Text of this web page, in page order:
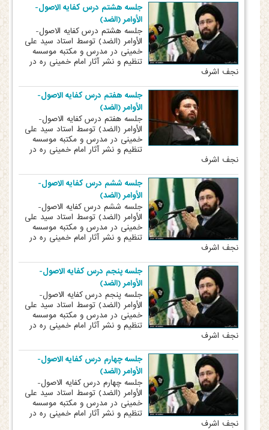
جلسه هشتم درس کفایه الاصول-
الأوامر (الضد)
جلسه هشتم درس کفایه الاصول-
الأوامر (الضد) توسط استاد سید علی
خمینی در مدرس و مکتبه موسسه
تنظیم و نشر آثار امام خمینی ره در
نجف اشرف
جلسه هفتم درس کفایه الاصول-
الأوامر (الضد)
جلسه هفتم درس کفایه الاصول-
الأوامر (الضد) توسط استاد سید علی
خمینی در مدرس و مکتبه موسسه
تنظیم و نشر آثار امام خمینی ره در
نجف اشرف
جلسه ششم درس کفایه الاصول-
الأوامر (الضد)
جلسه ششم درس کفایه الاصول-
الأوامر (الضد) توسط استاد سید علی
خمینی در مدرس و مکتبه موسسه
تنظیم و نشر آثار امام خمینی ره در
نجف اشرف
جلسه پنجم درس کفایه الاصول-
الأوامر (الضد)
جلسه پنجم درس کفایه الاصول-
الأوامر (الضد) توسط استاد سید علی
خمینی در مدرس و مکتبه موسسه
تنظیم و نشر آثار امام خمینی ره در
نجف اشرف
جلسه چهارم درس کفایه الاصول-
الأوامر (الضد)
جلسه چهارم درس کفایه الاصول-
الأوامر (الضد) توسط استاد سید علی
خمینی در مدرس و مکتبه موسسه
تنظیم و نشر آثار امام خمینی ره در
نجف اشرف